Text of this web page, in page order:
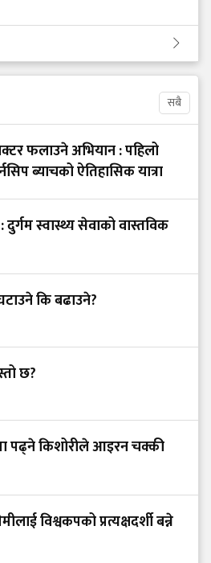
सबै
फलाउने अभियान : पहिलो
ब्याचको ऐतिहासिक यात्रा
दुर्गम स्वास्थ्य सेवाको वास्तविक
कि बढाउने?
छ?
पढ्ने किशोरीले आइरन चक्की
विश्वकपको प्रत्यक्षदर्शी बन्ने